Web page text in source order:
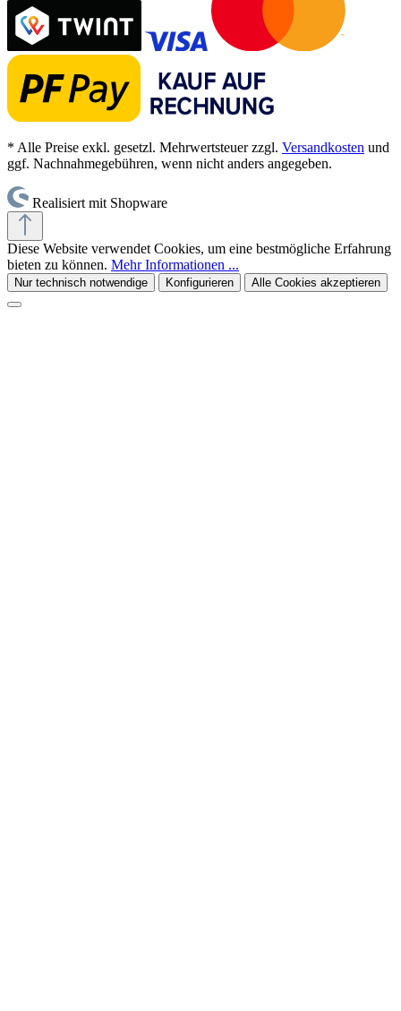
* Alle Preise exkl. gesetzl. Mehrwertsteuer zzgl. Versandkosten und
ggf. Nachnahmegebühren, wenn nicht anders angegeben.
Realisiert mit Shopware
Diese Website verwendet Cookies, um eine bestmögliche Erfahrung
bieten zu können. Mehr Informationen ...
Nur technisch notwendige Konfigurieren Alle Cookies akzeptieren